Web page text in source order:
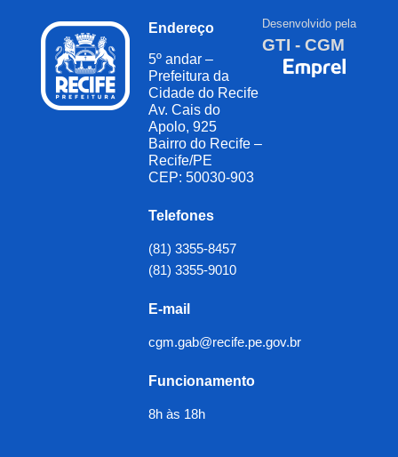
Endereço
5º andar –
Prefeitura da
Cidade do Recife
Av. Cais do
Apolo, 925
Bairro do Recife –
Recife/PE
CEP: 50030-903
Telefones
(81) 3355-8457
(81) 3355-9010
E-mail
cgm.gab@recife.pe.gov.br
Funcionamento
8h às 18h
Desenvolvido pela
GTI - CGM